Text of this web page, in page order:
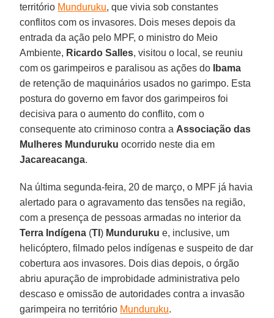
território Munduruku, que vivia sob constantes
conflitos com os invasores. Dois meses depois da
entrada da ação pelo MPF, o ministro do Meio
Ambiente, Ricardo Salles, visitou o local, se reuniu
com os garimpeiros e paralisou as ações do Ibama
de retenção de maquinários usados no garimpo. Esta
postura do governo em favor dos garimpeiros foi
decisiva para o aumento do conflito, com o
consequente ato criminoso contra a Associação das
Mulheres Munduruku ocorrido neste dia em
Jacareacanga.
Na última segunda-feira, 20 de março, o MPF já havia
alertado para o agravamento das tensões na região,
com a presença de pessoas armadas no interior da
Terra Indígena (TI) Munduruku e, inclusive, um
helicóptero, filmado pelos indígenas e suspeito de dar
cobertura aos invasores. Dois dias depois, o órgão
abriu apuração de improbidade administrativa pelo
descaso e omissão de autoridades contra a invasão
garimpeira no território Munduruku.